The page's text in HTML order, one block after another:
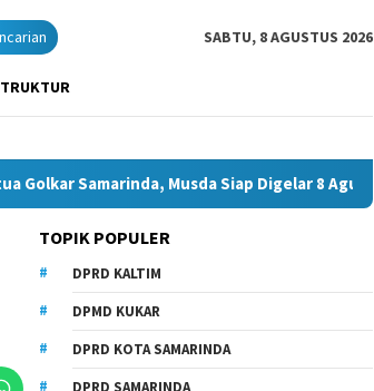
SABTU, 8 AGUSTUS 2026
Musda Siap Digelar 8 Agustus 2026
TOPIK POPULER
DPRD KALTIM
DPMD KUKAR
DPRD KOTA SAMARINDA
DPRD SAMARINDA